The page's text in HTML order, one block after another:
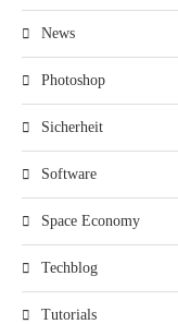
News
Photoshop
Sicherheit
Software
Space Economy
Techblog
Tutorials